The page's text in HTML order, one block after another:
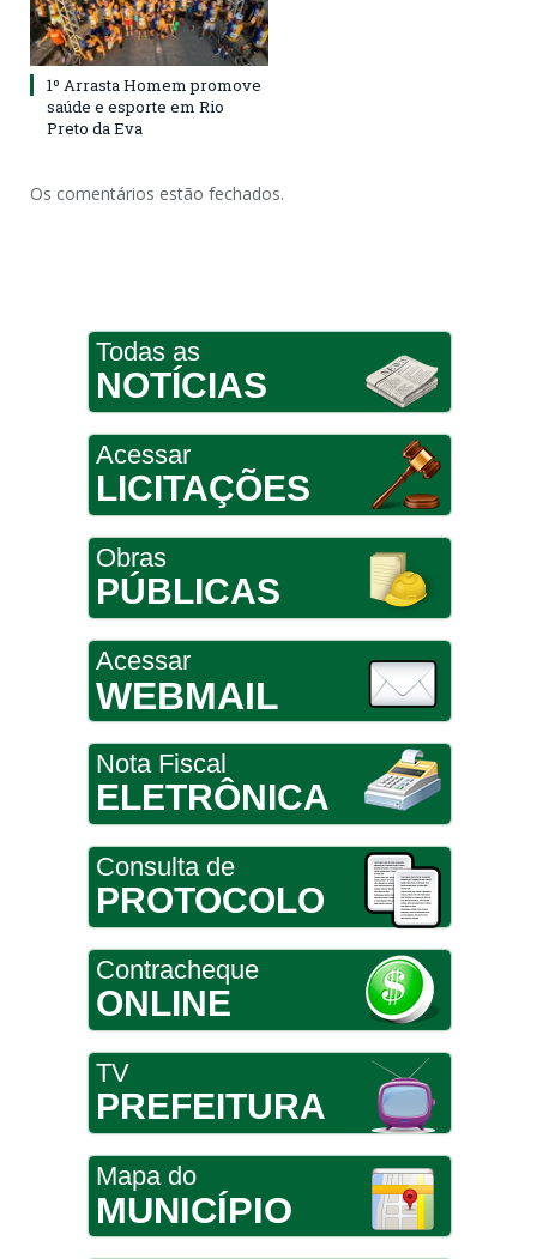
1º Arrasta Homem promove
saúde e esporte em Rio
Preto da Eva
Os comentários estão fechados.
Todas as
NOTÍCIAS
Acessar
LICITAÇÕES
Obras
PÚBLICAS
Acessar
WEBMAIL
Nota Fiscal
ELETRÔNICA
Consulta de
PROTOCOLO
Contracheque
ONLINE
TV
PREFEITURA
Mapa do
MUNICÍPIO